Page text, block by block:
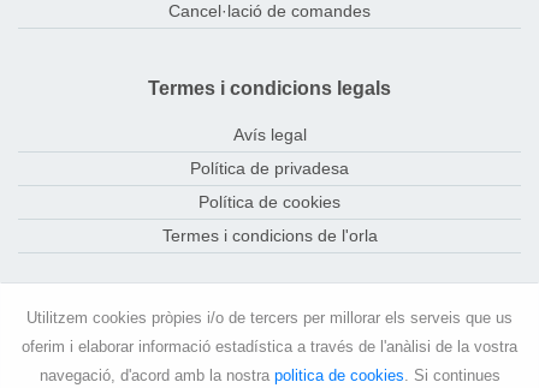
Utilitzem cookies pròpies i/o de tercers per millorar els serveis que us
oferim i elaborar informació estadística a través de l'anàlisi de la vostra
navegació, d'acord amb la nostra politica de cookies . Si continues
Cancel·lació de comandes
Termes i condicions legals
Avís legal
Política de privadesa
Política de cookies
Termes i condicions de l'orla
Contacte